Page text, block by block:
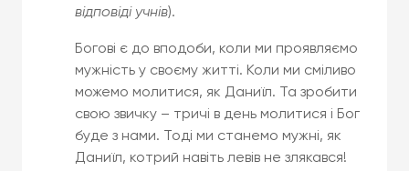
відповіді учнів).
Богові є до вподоби, коли ми проявляємо
мужність у своєму житті. Коли ми сміливо
можемо молитися, як Даниїл. Та зробити
свою звичку – тричі в день молитися і Бог
буде з нами. Тоді ми станемо мужні, як
Даниїл, котрий навіть левів не злякався!